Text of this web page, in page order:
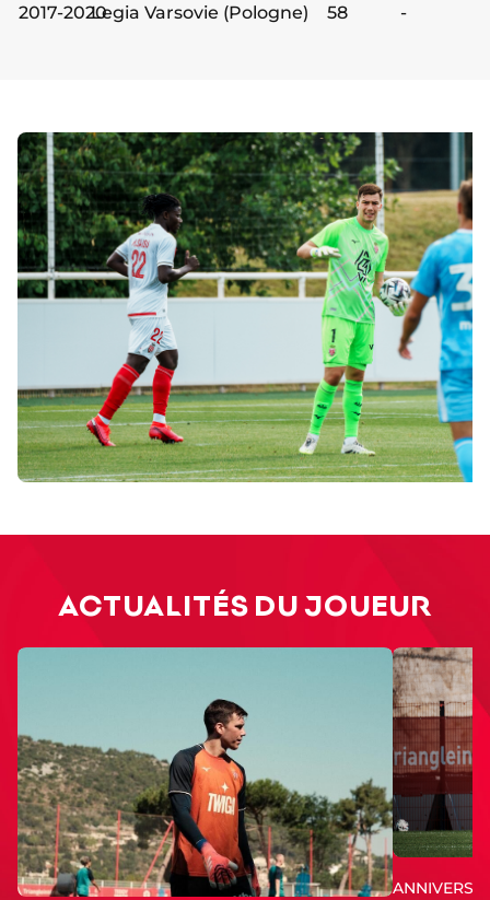
2017-2020Legia Varsovie (Pologne) 58 -
ACTUALITÉS DU JOUEUR